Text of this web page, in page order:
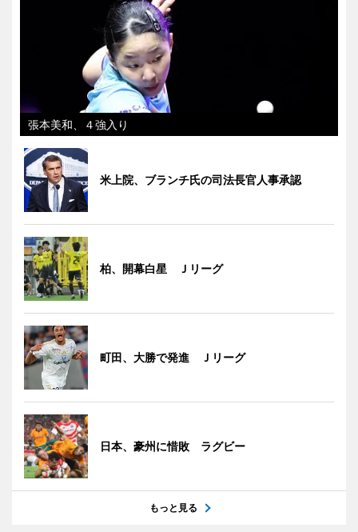
張本美和、４強入り
米上院、ブランチ氏の司法長官人事承認
柏、開幕白星 Ｊリーグ
町田、大勝で発進 Ｊリーグ
日本、豪州に惜敗 ラグビー
もっと見る